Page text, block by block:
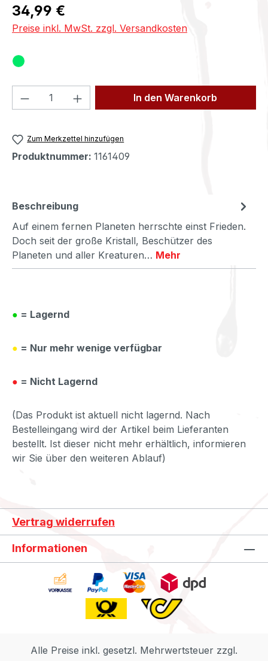
Regulärer Preis:
34,99 €
Preise inkl. MwSt. zzgl. Versandkosten
Produkt Anzahl: Gib denIn den Warenkorb
Zum Merkzettel hinzufügen
Produktnummer: 1161409
Beschreibung
Auf einem fernen Planeten herrschte einst Frieden.
Doch seit der große Kristall, Beschützer des
Planeten und aller Kreaturen… Mehr
● = Lagernd
● = Nur mehr wenige verfügbar
● = Nicht Lagernd
(Das Produkt ist aktuell nicht lagernd. Nach
Bestelleingang wird der Artikel beim Lieferanten
bestellt. Ist dieser nicht mehr erhältlich, informieren
wir Sie über den weiteren Ablauf)
Vertrag widerrufen
Informationen
Alle Preise inkl. gesetzl. Mehrwertsteuer zzgl.